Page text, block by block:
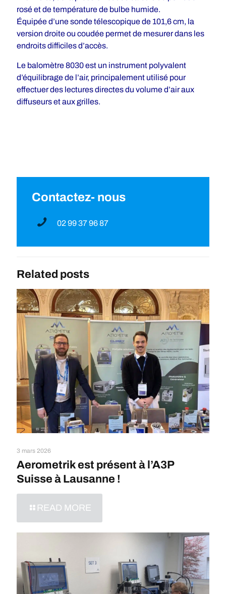
rosé et de température de bulbe humide.
Équipée d’une sonde télescopique de 101,6 cm, la
version droite ou coudée permet de mesurer dans les
endroits difficiles d’accès.
Le balomètre 8030 est un instrument polyvalent
d’équilibrage de l’air, principalement utilisé pour
effectuer des lectures directes du volume d’air aux
diffuseurs et aux grilles.
Contactez- nous
02 99 37 96 87
Related posts
3 mars 2026
Aerometrik est présent à l’A3P
Suisse à Lausanne !
READ MORE